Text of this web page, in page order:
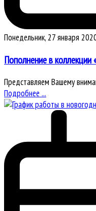
Понедельник, 27 января
Пополнение в коллекции
Представляем Вашему
Подробнее ...